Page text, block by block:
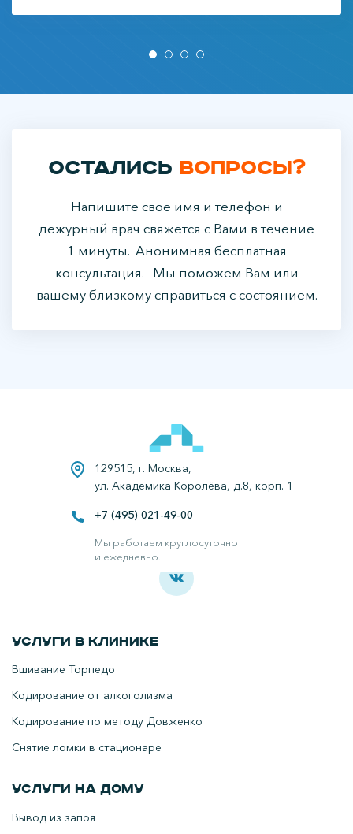
Остались вопросы?
Напишите свое имя и телефон и
дежурный врач свяжется с Вами в течение
1 минуты. Анонимная бесплатная
консультация. Мы поможем Вам или
вашему близкому справиться с состоянием.
129515, г. Москва,
ул. Академика Королёва, д.8, корп. 1
+7 (495) 021-49-00
Мы работаем круглосуточно
и ежедневно.
Все права защищены.
Наркологическая клиника в Москве.
Услуги в клинике
Вшивание Торпедо
Кодирование от алкоголизма
Кодирование по методу Довженко
Снятие ломки в стационаре
Услуги на дому
Вывод из запоя